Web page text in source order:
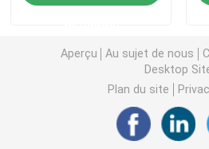
Pp attachent la chaîne de
Machine en plastique
Aperçu Au sujet de nous
Desktop
Plan du site